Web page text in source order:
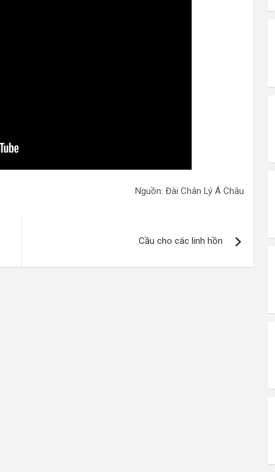
Nguồn: Đài Chân Lý Á Châu
Cầu cho các linh hồn